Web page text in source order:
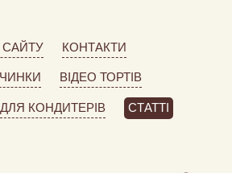
КОНТАКТИ
ВІДЕО ТОРТІВ
ДЛЯ КОНДИТЕРІВ СТАТТІ